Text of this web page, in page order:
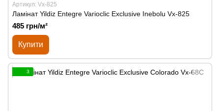
Артикул: Vx-825
Ламінат Yildiz Entegre Varioclic Exclusive Inebolu Vx-825
485 грн/м²
Купити
3